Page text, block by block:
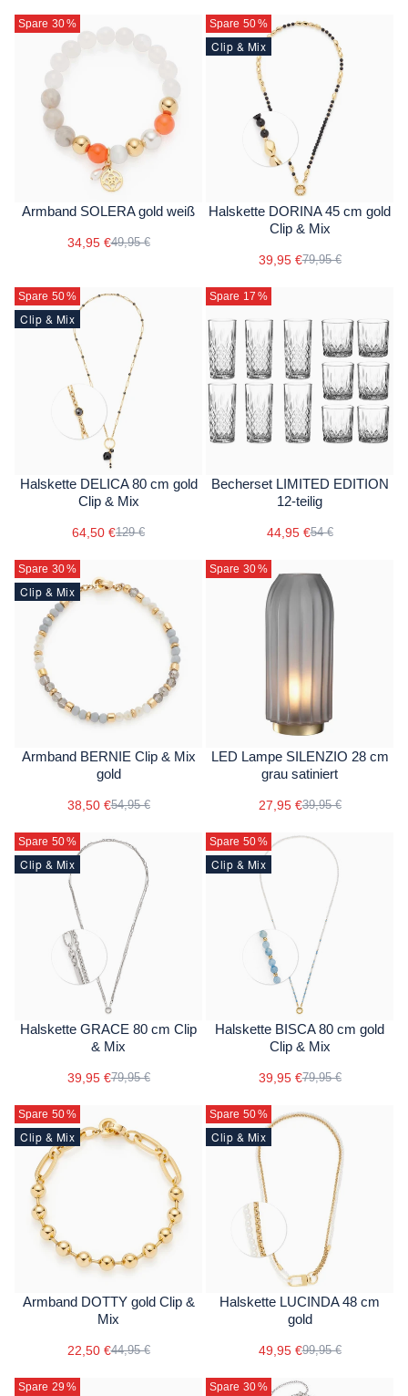
Spare 30%
Armband SOLERA gold weiß
34,95 €49,95 €
Spare 50%
Clip & Mix
Halskette DORINA 45 cm gold
Clip & Mix
39,95 €79,95 €
Spare 50%
Clip & Mix
Halskette DELICA 80 cm gold
Clip & Mix
64,50 €129 €
Spare 17 %
Becherset LIMITED EDITION
12-teilig
44,95 €54 €
Spare 30%
Clip & Mix
Armband BERNIE Clip & Mix
gold
38,50 €54,95 €
Spare 30%
LED Lampe SILENZIO 28 cm
grau satiniert
27,95 €39,95 €
Spare 50%
Clip & Mix
Halskette GRACE 80 cm Clip
& Mix
39,95 €79,95 €
Spare 50%
Clip & Mix
Halskette BISCA 80 cm gold
Clip & Mix
39,95 €79,95 €
Spare 50%
Clip & Mix
Armband DOTTY gold Clip &
Mix
22,50 €44,95 €
Spare 50%
Clip & Mix
Halskette LUCINDA 48 cm
gold
49,95 €99,95 €
Spare 29 % Spare 30%